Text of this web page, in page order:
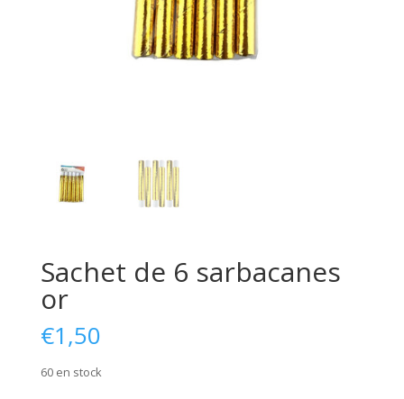
Sachet de 6 sarbacanes
or
€1,50
60 en stock